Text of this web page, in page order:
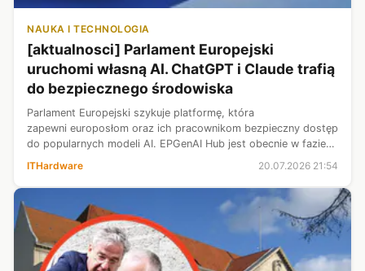
NAUKA I TECHNOLOGIA
[aktualnosci] Parlament Europejski
uruchomi własną AI. ChatGPT i Claude trafią
do bezpiecznego środowiska
Parlament Europejski szykuje platformę, która
zapewni europosłom oraz ich pracownikom bezpieczny dostęp
do popularnych modeli AI. EPGenAI Hub jest obecnie w fazie
testów i według nieoficjalnych informacji jego wdrożenie może
ITHardware 20.07.2026 21:54